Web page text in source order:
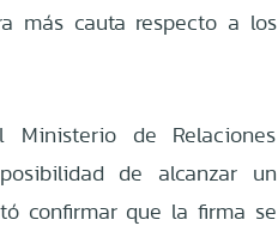
más cauta respecto a los
de Relaciones
de alcanzar un
confirmar que la firma se